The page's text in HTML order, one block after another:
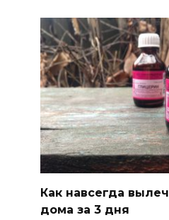
Как навсегда
дома за 3 дня